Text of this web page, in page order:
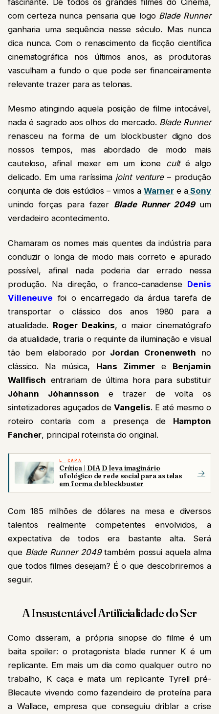
fascinante. De todos os grandes filmes do Cinema,
com certeza nunca pensaria que logo Blade Runner
ganharia uma sequência nesse século. Mas nunca
dica nunca. Com o renascimento da ficção científica
cinematográfica nos últimos anos, as produtoras
vasculham a fundo o que pode ser financeiramente
relevante trazer para as telonas.
Mesmo atingindo aquela posição de filme intocável,
nada é sagrado aos olhos do mercado. Blade Runner
renasceu na forma de um blockbuster digno dos
nossos tempos, mas abordado de modo mais
cauteloso, afinal mexer em um ícone cult é algo
delicado. Em uma raríssima joint venture – produção
conjunta de dois estúdios – vimos aWarnere a Sony
unindo forças para fazer Blade Runner 2049 um
verdadeiro acontecimento.
Chamaram os nomes mais quentes da indústria para
conduzir o longa de modo mais correto e apurado
possível, afinal nada poderia dar errado nessa
produção. Na direção, o franco-canadense Denis
Villeneuve foi o encarregado da árdua tarefa de
transportar o clássico dos anos 1980 para a
atualidade. Roger Deakins, o maior cinematógrafo
da atualidade, traria o requinte da iluminação e visual
tão bem elaborado porJordan Cronenweth no
clássico. Na música, Hans Zimmer e Benjamin
Wallfisch entrariam de última hora para substituir
Jóhann Jóhannsson e trazer de volta os
sintetizadores aguçados deVangelis. E até mesmo o
roteiro contaria com a presença de Hampton
Fancher, principal roteirista do original.
CAPA
Crítica | DIA D leva imaginário
ufológico de rede social para as telas
em forma de blockbuster
→
Com 185 milhões de dólares na mesa e diversos
talentos realmente competentes envolvidos, a
expectativa de todos era bastante alta. Será
que Blade Runner 2049 também possui aquela alma
que todos filmes desejam? É o que descobriremos a
seguir.
A Insustentável Artificialidade do Ser
Como disseram, a própria sinopse do filme é um
baita spoiler: o protagonista blade runner K é um
replicante. Em mais um dia como qualquer outro no
trabalho, K caça e mata um replicante Tyrell pré-
Blecaute vivendo como fazendeiro de proteína para
a Wallace, empresa que conseguiu driblar a crise